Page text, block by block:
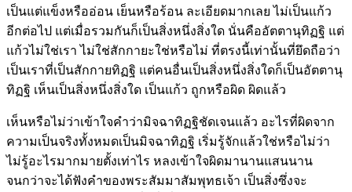
เป็นแต่แข็งหรืออ่อน เย็นหรือร้อน ละเอียดมากเลย ไม่เป็นแก้ว
อีกต่อไป แต่เมื่อรวมกันก็เป็นสิ่งหนึ่งสิ่งใด นั่นคืออัตตานุทิฏฐิ แต่
แก้วไม่ใช่เรา ไม่ใช่สักกายะใช่หรือไม่ ที่ตรงนี้เท่านั้นที่ยึดถือว่า
เป็นเราที่เป็นสักกายทิฏฐิ แต่คนอื่นเป็นสิ่งหนึ่งสิ่งใดก็เป็นอัตตานุ
ทิฏฐิ เห็นเป็นสิ่งหนึ่งสิ่งใด เป็นแก้ว ถูกหรือผิด ผิดแล้ว
เห็นหรือไม่ว่าเข้าใจคำว่ามิจฉาทิฏฐิชัดเจนแล้ว อะไรที่ผิดจาก
ความเป็นจริงทั้งหมดเป็นมิจฉาทิฏฐิ เริ่มรู้จักแล้วใช่หรือไม่ว่า
ไม่รู้อะไรมากมายตั้งเท่าไร หลงเข้าใจผิดมานานแสนนาน
จนกว่าจะได้ฟังคำของพระสัมมาสัมพุทธเจ้า เป็นสิ่งซึ่งจะ